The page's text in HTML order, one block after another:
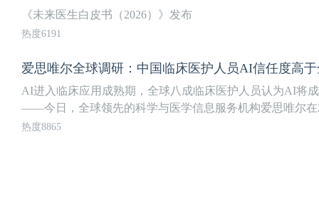
《未来医生白皮书（2026）》发布
热度6191
爱思唯尔全球调研：中国临床医护人员AI信任度高
AI进入临床应用成熟期，全球八成临床医护人员认为AI将
——今日，全球领先的科学与医学信息服务机构爱思唯尔在
热度8865